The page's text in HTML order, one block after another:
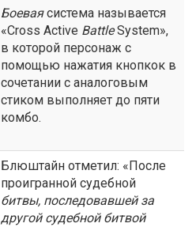
Боеваясистема называется
«Cross Active BattleSystem»,
в которой персонаж с
помощью нажатия кнопкок в
сочетании с аналоговым
стиком выполняет до пяти
комбо.
Блюштайн отметил: «После
проигранной судебной
битвы, последовавшей за
другой судебной битвой